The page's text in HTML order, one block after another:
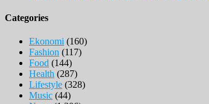
Categories
Ekonomi (160)
Fashion (117)
Food (144)
Health (287)
Lifestyle (328)
Music (44)